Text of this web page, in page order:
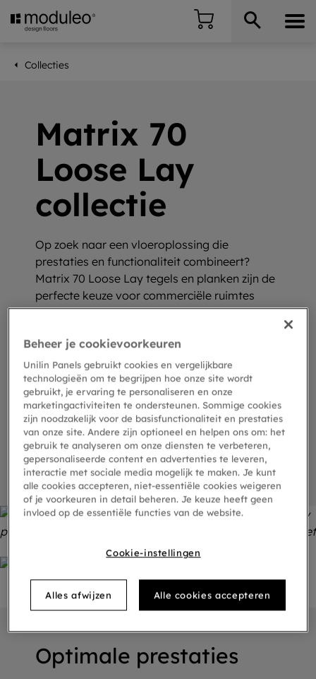
Collecties
Matrix 70
Loose Lay
collectie
Op zoek naar een vloeroplossing die
prestaties en functionaliteit combineert?
Matrix 70 Loose Lay tegels en planken zijn de
perfecte keuze voor commerciële ruimtes
zoals kantoren, winkels en de horeca.Snel te
deze onderhoudsvriendelijke vloer
minimaliseert uitvaltijd en behoudt de
integriteit van de ondervloer. Met maximale
flexibiliteit en minimale moeite is Matrix 70
ontworpen voor drukbezochte omgevingen.
Ontdek onze Matrix LVT vloeren
Optimale prestaties
Beheer je cookievoorkeuren
Unilin Panels gebruikt cookies en vergelijkbare
technologieën om te begrijpen hoe onze site wordt
gebruikt, je ervaring te personaliseren en onze
marketingactiviteiten te ondersteunen. Sommige cookies
zijn noodzakelijk voor de basisfunctionaliteit en prestaties
van onze site. Andere zijn optioneel en helpen ons om: het
gebruik te analyseren om onze diensten te verbeteren,
gepersonaliseerde content en advertenties te leveren,
interactie met sociale media mogelijk te maken. Je kunt
alle cookies accepteren, niet-essentiële cookies weigeren
of je voorkeuren in detail beheren. Je keuze heeft geen
invloed op de essentiële functies van de website.
Cookie-instellingen
Alles afwijzen Alle cookies accepteren